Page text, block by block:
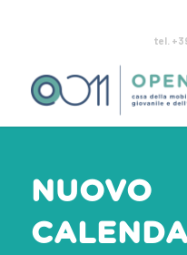
tel.
NUOVO